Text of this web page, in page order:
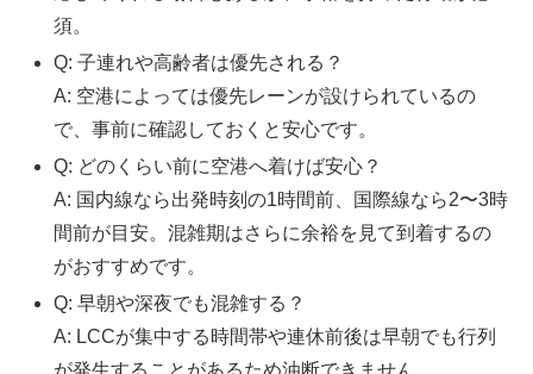
須。
Q: 子連れや高齢者は優先される？
A: 空港によっては優先レーンが設けられているの
で、事前に確認しておくと安心です。
Q: どのくらい前に空港へ着けば安心？
A: 国内線なら出発時刻の1時間前、国際線なら2〜3時
間前が目安。混雑期はさらに余裕を見て到着するの
がおすすめです。
Q: 早朝や深夜でも混雑する？
A: LCCが集中する時間帯や連休前後は早朝でも行列